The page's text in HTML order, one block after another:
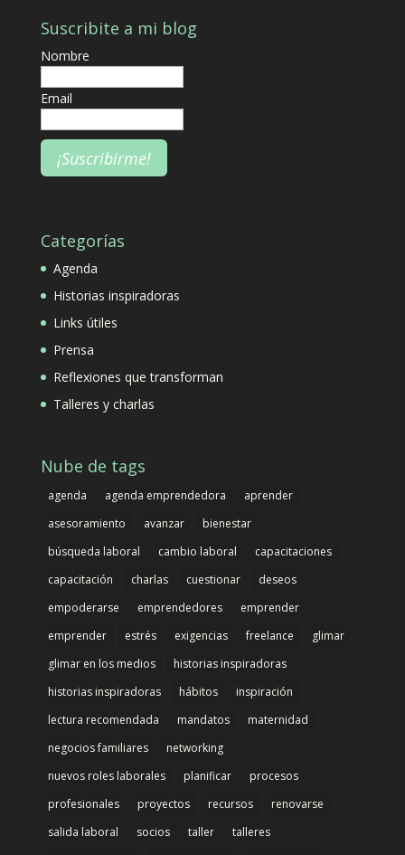
Suscribite a mi blog
Nombre
Email
Categorías
Agenda
Historias inspiradoras
Links útiles
Prensa
Reflexiones que transforman
Talleres y charlas
Nube de tags
agenda agenda emprendedora
aprender
asesoramiento
avanzar
bienestar
búsqueda laboral
cambio laboral
capacitaciones
capacitación
charlas cuestionar
deseos
empoderarse
emprendedores
emprender
emprender
estrés exigencias freelance
glimar
glimar en los medios
historias inspiradoras
historias inspiradoras
hábitos
inspiración
lectura recomendada
mandatos
maternidad
negocios familiares
networking
nuevos roles laborales
planificar
procesos
profesionales
proyectos recursos
renovarse
salida laboral
socios taller
talleres